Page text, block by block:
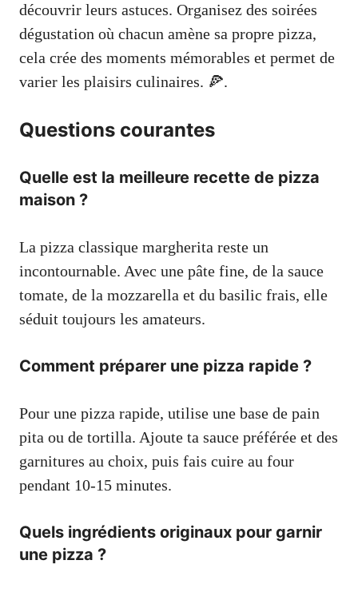
découvrir leurs astuces. Organisez des soirées
dégustation où chacun amène sa propre pizza,
cela crée des moments mémorables et permet de
varier les plaisirs culinaires. 🍕.
Questions courantes
Quelle est la meilleure recette de pizza
maison ?
La pizza classique margherita reste un
incontournable. Avec une pâte fine, de la sauce
tomate, de la mozzarella et du basilic frais, elle
séduit toujours les amateurs.
Comment préparer une pizza rapide ?
Pour une pizza rapide, utilise une base de pain
pita ou de tortilla. Ajoute ta sauce préférée et des
garnitures au choix, puis fais cuire au four
pendant 10-15 minutes.
Quels ingrédients originaux pour garnir
une pizza ?